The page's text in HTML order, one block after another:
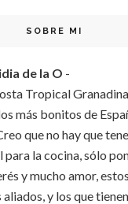
SOBRE MI
de la O -
Tropical
más bonitos de
que no hay que
para la cocina, sólo
y mucho amor,
y los que